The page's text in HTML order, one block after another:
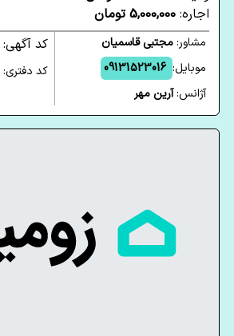
اجاره: 5,000,000 تومان
مشاور:مجتبی قاسمیان
موبایل: 09131523016
آژانس:آرین مهر
کد آگهی:
کد دفتری: